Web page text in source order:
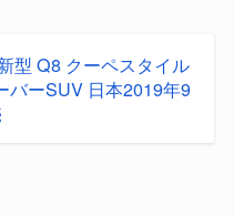
型 Q8 クーペスタイル
バーSUV 日本2019年9